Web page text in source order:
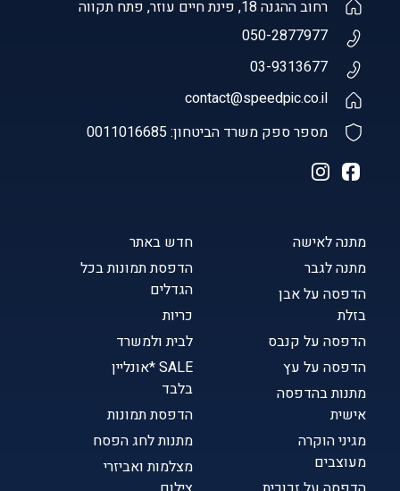
מתנה לאישה
מתנה לגבר
הדפסה על אבן
בזלת
הדפסה על קנבס
הדפסה על עץ
מתנות בהדפסה
אישית
מגיני הוקרה
מעוצבים
חדש באתר
הדפסת תמונות בכל
הגדלים
כריות
לבית ולמשרד
SALE *אונליין
בלבד
הדפסת תמונות
מתנות לחג הפסח
מצלמות ואביזרי
רחוב ההגנה 18, פינת חיים עוזר, פתח תקווה
050-2877977
03-9313677
contact@speedpic.co.il
מספר ספק משרד הביטחון: 0011016685